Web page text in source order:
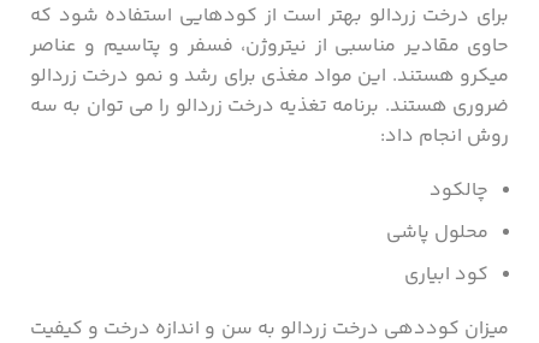
برای درخت زردالو بهتر است از کودهایی استفاده شود که
حاوی مقادیر مناسبی از نیتروژن، فسفر و پتاسیم و عناصر
میکرو هستند. این مواد مغذی برای رشد و نمو درخت زردالو
ضروری هستند. برنامه تغذیه درخت زردالو را می توان به سه
روش انجام داد:
چالکود
محلول پاشی
کود ابیاری
میزان کوددهی درخت زردالو به سن و اندازه درخت و کیفیت